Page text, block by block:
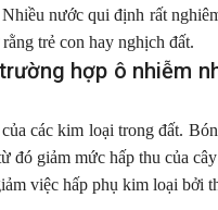
nước qui định rất
trẻ con hay nghịch đất.
hợp ô nhiễm
các kim loại trong đất.
giảm mức hấp thu của
việc hấp phụ kim loại bởi
xổ nhụy và đậu trái, nhiều
trạng rụng trái non hàng
cây rất nhạy cảm, chỉ
có thể khiến cây bỏ trái.
Xử
và